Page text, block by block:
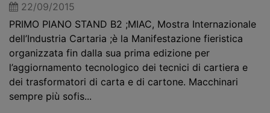
22/09/2015
PRIMO PIANO STAND B2 ;MIAC, Mostra Internazionale
dell’Industria Cartaria ;è la Manifestazione fieristica
organizzata fin dalla sua prima edizione per
l’aggiornamento tecnologico dei tecnici di cartiera e
dei trasformatori di carta e di cartone. Macchinari
sempre più sofis...